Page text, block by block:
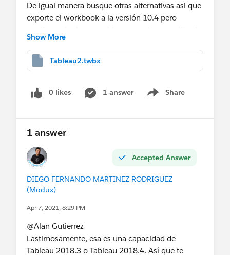
De igual manera busque otras alternativas asi que
exporte el workbook a la versión 10.4 pero
archivo de preferencias añadiendo el siguiente
codigo (el cual es una paleta de colores
transparente):
<color-palette name="Transparent"
Sin embargo esto tampoco funciono,
como podria hacer que los filtros y backgrond
de mis graficos sean transparentes?
Espero puedan ayudarme, saludos y gracias de
Show More
Tableau2.twbx
0 likes 1 answer Share
Show menu
1 answer
Accepted Answer
DIEGO FERNANDO MARTINEZ RODRIGUEZ
(Modux)
Apr 7, 2021, 8:29 PM
@Alan Gutierrez​
Lastimosamente, esa es una capacidad de
Tableau 2018.3 o Tableau 2018.4. Así que te